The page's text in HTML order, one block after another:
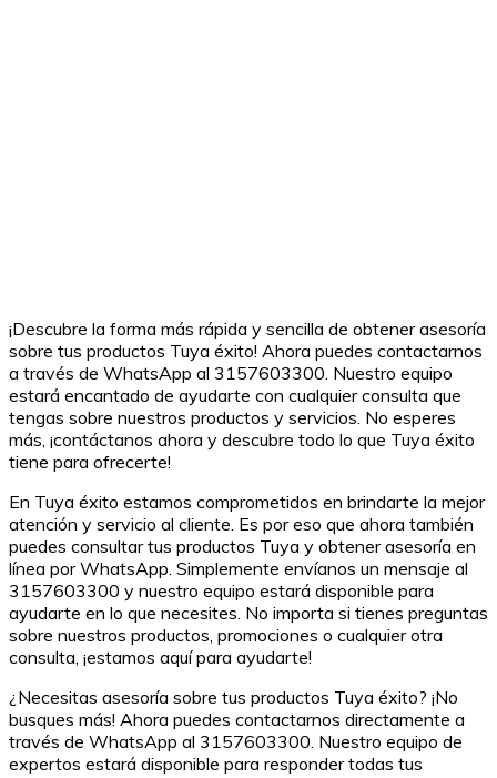
¡Descubre la forma más rápida y sencilla de obtener asesoría
sobre tus productos Tuya éxito! Ahora puedes contactarnos
a través de WhatsApp al 3157603300. Nuestro equipo
estará encantado de ayudarte con cualquier consulta que
tengas sobre nuestros productos y servicios. No esperes
más, ¡contáctanos ahora y descubre todo lo que Tuya éxito
tiene para ofrecerte!
En Tuya éxito estamos comprometidos en brindarte la mejor
atención y servicio al cliente. Es por eso que ahora también
puedes consultar tus productos Tuya y obtener asesoría en
línea por WhatsApp. Simplemente envíanos un mensaje al
3157603300 y nuestro equipo estará disponible para
ayudarte en lo que necesites. No importa si tienes preguntas
sobre nuestros productos, promociones o cualquier otra
consulta, ¡estamos aquí para ayudarte!
¿Necesitas asesoría sobre tus productos Tuya éxito? ¡No
busques más! Ahora puedes contactarnos directamente a
través de WhatsApp al 3157603300. Nuestro equipo de
expertos estará disponible para responder todas tus